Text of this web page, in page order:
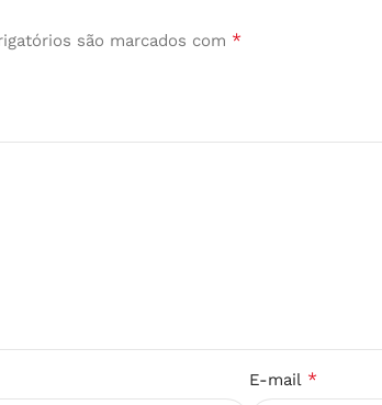
são marcados com *
E-mail *